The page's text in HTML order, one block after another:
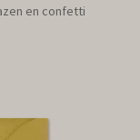
en confetti